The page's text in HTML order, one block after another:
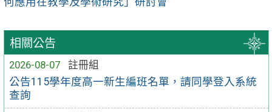
相關公告
2026-08-07
註冊組
公告115學年度高一新生編班名單，請同學登入系統
查詢